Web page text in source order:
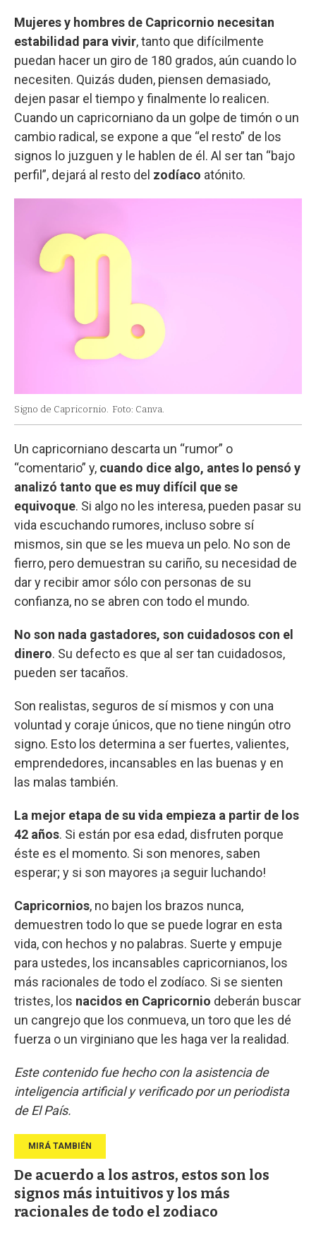
Mujeres y hombres de Capricornio necesitan
estabilidad para vivir, tanto que difícilmente
puedan hacer un giro de 180 grados, aún cuando lo
necesiten. Quizás duden, piensen demasiado,
dejen pasar el tiempo y finalmente lo realicen.
Cuando un capricorniano da un golpe de timón o un
cambio radical, se expone a que “el resto” de los
signos lo juzguen y le hablen de él. Al ser tan “bajo
perfil”, dejará al resto del zodíaco atónito.
Signo de Capricornio. Foto: Canva.
Un capricorniano descarta un “rumor” o
“comentario” y, cuando dice algo, antes lo pensó y
analizó tanto que es muy difícil que se
equivoque. Si algo no les interesa, pueden pasar su
vida escuchando rumores, incluso sobre sí
mismos, sin que se les mueva un pelo. No son de
fierro, pero demuestran su cariño, su necesidad de
dar y recibir amor sólo con personas de su
confianza, no se abren con todo el mundo.
No son nada gastadores, son cuidadosos con el
dinero. Su defecto es que al ser tan cuidadosos,
pueden ser tacaños.
Son realistas, seguros de sí mismos y con una
voluntad y coraje únicos, que no tiene ningún otro
signo. Esto los determina a ser fuertes, valientes,
emprendedores, incansables en las buenas y en
las malas también.
La mejor etapa de su vida empieza a partir de los
42 años. Si están por esa edad, disfruten porque
éste es el momento. Si son menores, saben
esperar; y si son mayores ¡a seguir luchando!
Capricornios, no bajen los brazos nunca,
demuestren todo lo que se puede lograr en esta
vida, con hechos y no palabras. Suerte y empuje
para ustedes, los incansables capricornianos, los
más racionales de todo el zodíaco. Si se sienten
tristes, los nacidos en Capricornio deberán buscar
un cangrejo que los conmueva, un toro que les dé
fuerza o un virginiano que les haga ver la realidad.
Este contenido fue hecho con la asistencia de
inteligencia artificial y verificado por un periodista
de El País.
De acuerdo a los astros, estos son los
signos más intuitivos y los más
racionales de todo el zodiaco